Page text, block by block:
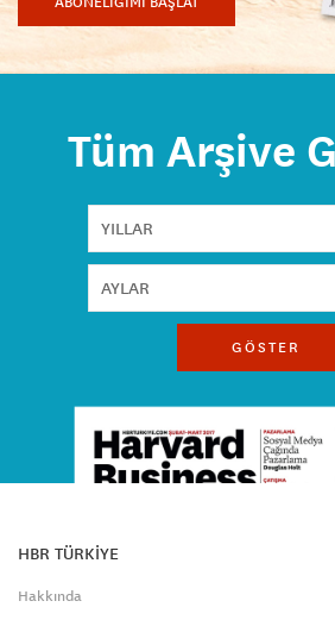
Tüm Arşive
GÖSTER
HBR TÜRKİYE
Hakkında